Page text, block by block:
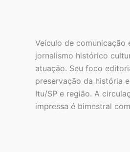
Veículo de comunicação
jornalismo histórico
atuação. Seu foco
preservação da história
Itu/SP e região. A
impressa é bimestral